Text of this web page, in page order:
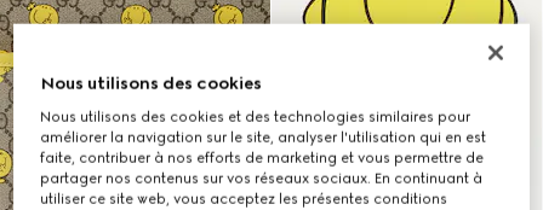
Nous utilisons des cookies
Nous utilisons des cookies et des technologies similaires pour
améliorer la navigation sur le site, analyser l'utilisation qui en est
faite, contribuer à nos efforts de marketing et vous permettre de
partager nos contenus sur vos réseaux sociaux. En continuant à
utiliser ce site web, vous acceptez les présentes conditions